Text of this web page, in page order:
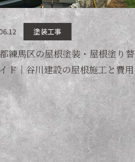
塗装工事
練馬区の屋根塗装・屋根塗り替
ド｜谷川建設の屋根施工と費用